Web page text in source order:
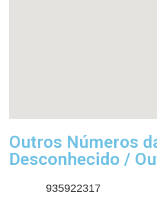
Outros Números
Desconhecido /
935922317